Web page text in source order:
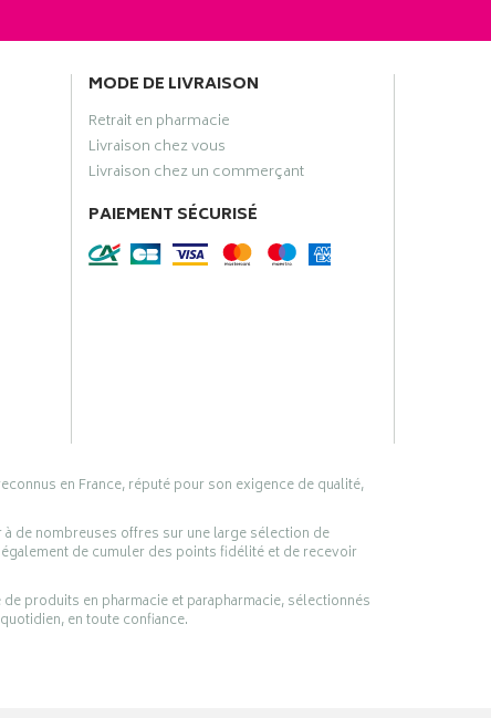
MODE DE LIVRAISON
Retrait en pharmacie
Livraison chez vous
Livraison chez un commerçant
PAIEMENT SÉCURISÉ
en France, réputé pour son exigence de qualité,
de nombreuses offres sur une large sélection de
de cumuler des points fidélité et de recevoir
produits en pharmacie et parapharmacie, sélectionnés
en toute confiance.